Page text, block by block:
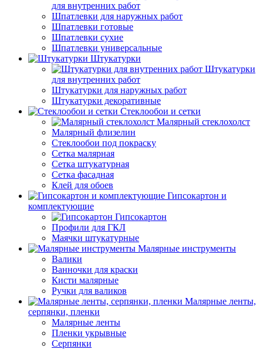
для внутренних работ
Шпатлевки для наружных работ
Шпатлевки готовые
Шпатлевки сухие
Шпатлевки универсальные
Штукатурки
Штукатурки
для внутренних работ
Штукатурки для наружных работ
Штукатурки декоративные
Стеклообои и сетки
Малярный стеклохолст
Малярный флизелин
Стеклообои под покраску
Сетка малярная
Сетка штукатурная
Сетка фасадная
Клей для обоев
Гипсокартон и
комплектующие
Гипсокартон
Профили для ГКЛ
Маячки штукатурные
Малярные инструменты
Валики
Ванночки для краски
Кисти малярные
Ручки для валиков
Малярные ленты,
серпянки, пленки
Малярные ленты
Пленки укрывные
Серпянки